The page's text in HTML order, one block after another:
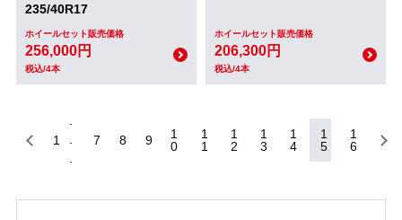
235/40R17
ホイールセット販売価格
256,000円
税込/4本
ホイールセット販売価格
206,300円
税込/4本
1 7 8 9
1
0
1
1
1
2
1
3
1
4
1
5
1
6